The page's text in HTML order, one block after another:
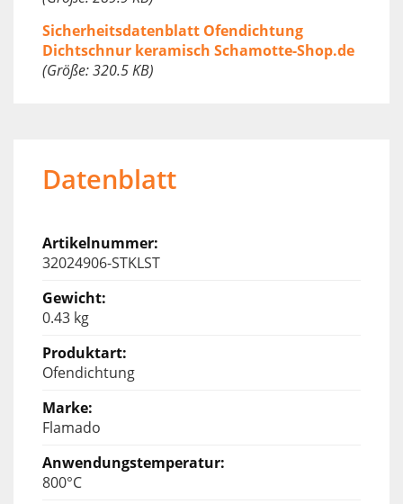
Sicherheitsdatenblatt Ofendichtung
Dichtschnur keramisch Schamotte-Shop.de
(Größe: 320.5 KB)
Datenblatt
32024906-STKLST
0.43 kg
Ofendichtung
Flamado
800°C